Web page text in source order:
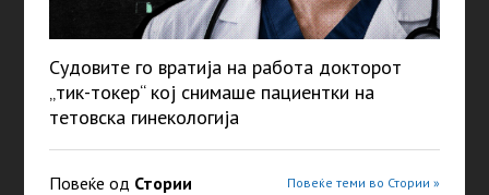
Судовите го вратија на работа докторот
„тик-токер“ кој снимаше пациентки на
тетовска гинекологија
Повеќе од Стории Повеќе теми во Стории »